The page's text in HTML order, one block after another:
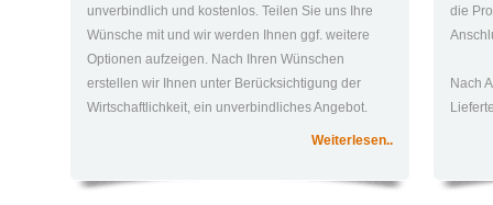
ORT : OLDENBURG
ERFAHREN SIE MEHR
ORT
:
PLZ
:
37186
ORT
MORINGEN
ERFAHREN SIE MEHR
TYP :
PLZ
:
ORT :
TYP :
GERÄTERÄUME UND
SICHTSCHUTZWAND
PLZ
:
47447
ORT : MOERS
PLZ
:
unverbindlich und kostenlos. Teilen Sie uns Ihre
Wünsche mit und wir werden Ihnen ggf. weitere
Optionen aufzeigen. Nach Ihren Wünschen
erstellen wir Ihnen unter Berücksichtigung der
Wirtschaftlichkeit, ein unverbindliches Angebot.
Weiterlesen..
die
Nach